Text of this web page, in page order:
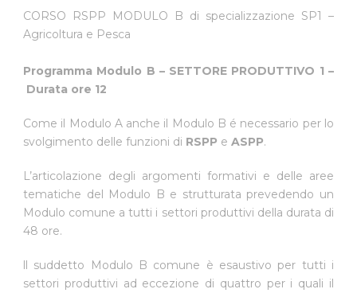
CORSO RSPP MODULO B di specializzazione SP1 –
Agricoltura e Pesca
Programma Modulo B – SETTORE PRODUTTIVO 1 –
Durata ore 12
Come il Modulo A anche il Modulo B é necessario per lo
svolgimento delle funzioni di RSPP e ASPP.
L’articolazione degli argomenti formativi e delle aree
tematiche del Modulo B e strutturata prevedendo un
Modulo comune a tutti i settori produttivi della durata di
48 ore.
ll suddetto Modulo B comune è esaustivo per tutti i
settori produttivi ad eccezione di quattro per i quali il